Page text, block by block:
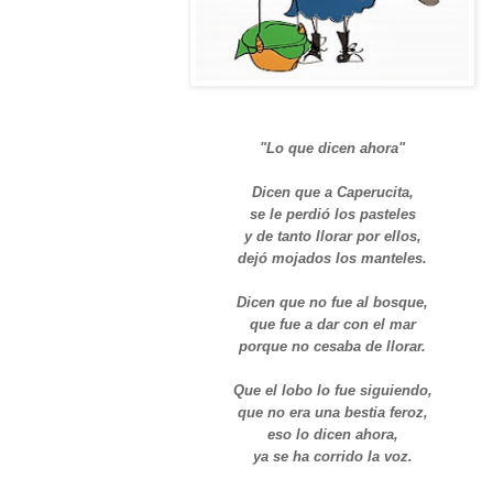
"Lo que dicen ahora"
Dicen que a Caperucita,
se le perdió los pasteles
y de tanto llorar por ellos,
dejó mojados los manteles.
Dicen que no fue al bosque,
que fue a dar con el mar
porque no cesaba de llorar.
Que el lobo lo fue siguiendo,
que no era una bestia feroz,
eso lo dicen ahora,
ya se ha corrido la voz.